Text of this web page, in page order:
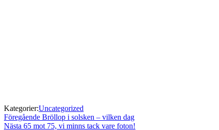
Kategorier:Uncategorized
Inläggsnavigering
Föregående Föregående
inlägg:
Bröllop i solsken – vilken dag
Nästa Nästa
65 mot 75, vi minns tack vare foton!